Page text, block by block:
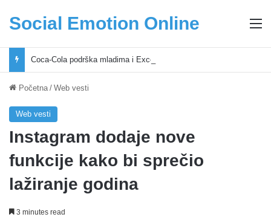
Social Emotion Online
Početna / Web vesti
Web vesti
Instagram dodaje nove
funkcije kako bi sprečio
lažiranje godina
3 minutes read